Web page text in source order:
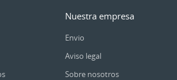
Nuestra empresa
Envio
Aviso legal
Sobre nosotros